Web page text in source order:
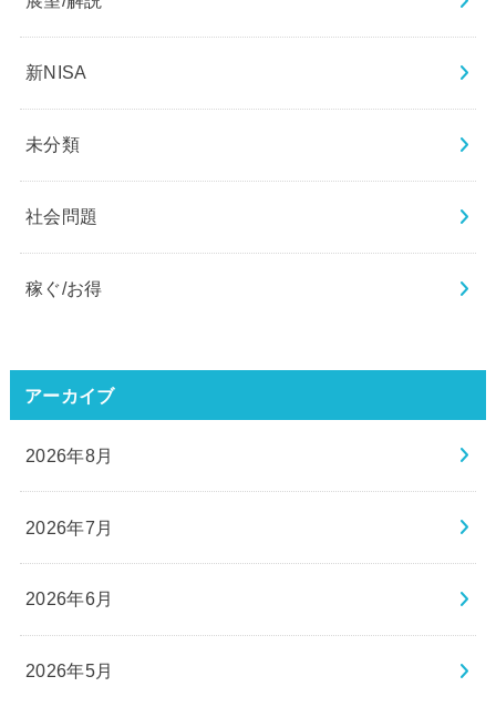
新NISA
未分類
社会問題
稼ぐ/お得
アーカイブ
2026年8月
2026年7月
2026年6月
2026年5月